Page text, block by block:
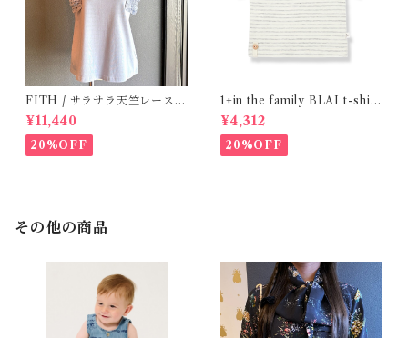
FITH / サラサラ天竺レースT
シャツ (BL) / 145・155
¥11,440
20%OFF
1+in the family BLAI t-shirt
(Grey)
¥4,312
20%OFF
その他の商品